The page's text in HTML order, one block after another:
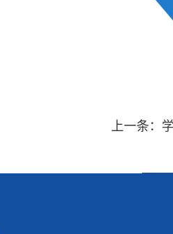
上一条：